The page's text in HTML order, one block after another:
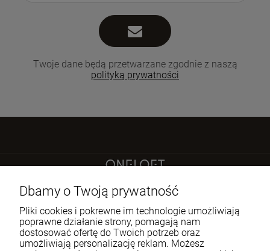
Twoje dane będą przetwarzane zgodnie z naszą
polityką prywatności
Sokoła 21 LU 2
722 335 445
Dbamy o Twoją prywatność
Pliki cookies i pokrewne im technologie umożliwiają
poprawne działanie strony, pomagają nam
dostosować ofertę do Twoich potrzeb oraz
umożliwiają personalizację reklam. Możesz